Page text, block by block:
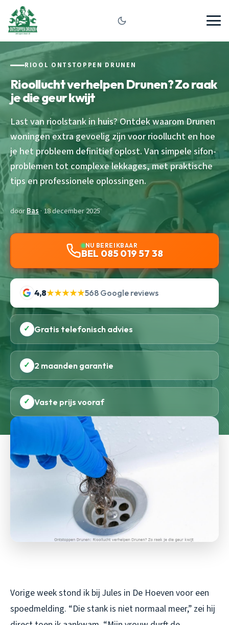
RIOOL ONTSTOPPEN DRUNEN
Rioollucht verhelpen Drunen? Zo raak
je die geur kwijt
Last van rioolstank in huis? Ontdek waarom Drunen
woningen extra gevoelig zijn voor rioollucht en hoe
je het probleem definitief oplost. Van simpele sifon-
problemen tot complexe lekkages, met praktische
tips en professionele oplossingen.
doorBas · 18 december 2025
NU BEREIKBAAR
BEL 085 019 57 38
4,8★★★★★568 Google reviews
✓ Gratis telefonisch advies
✓ 2 maanden garantie
✓ Vaste prijs vooraf
Vorige week stond ik bij Jules in De Hoeven voor een
spoedmelding. “Die stank is niet normaal meer,” zei hij